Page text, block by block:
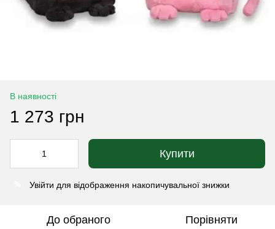
В наявності
1 273 грн
Купити
Увійти для відображення накопичувальної знижки
До обраного Порівняти